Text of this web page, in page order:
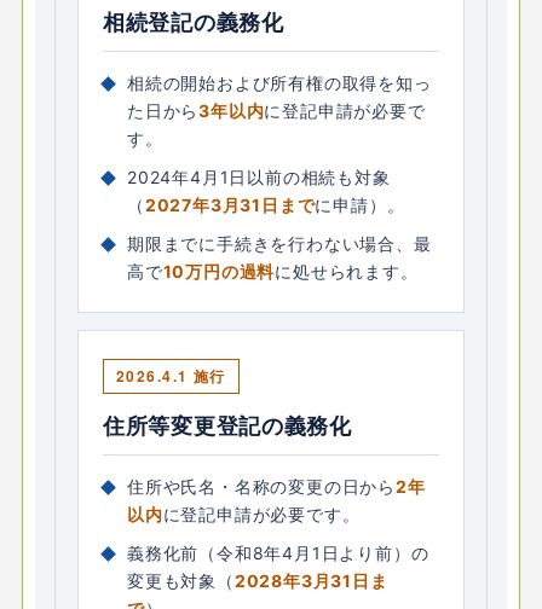
相続登記の義務化
相続の開始および所有権の取得を知っ
た日から3年以内に登記申請が必要で
す。
2024年4月1日以前の相続も対象
（2027年3月31日までに申請）。
期限までに手続きを行わない場合、最
高で10万円の過料に処せられます。
2026.4.1 施行
住所等変更登記の義務化
住所や氏名・名称の変更の日から2年
以内に登記申請が必要です。
義務化前（令和8年4月1日より前）の
変更も対象（2028年3月31日ま